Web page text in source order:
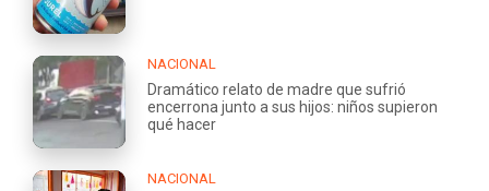
NACIONAL
Dramático relato de madre que sufrió
encerrona junto a sus hijos: niños supieron
qué hacer
NACIONAL